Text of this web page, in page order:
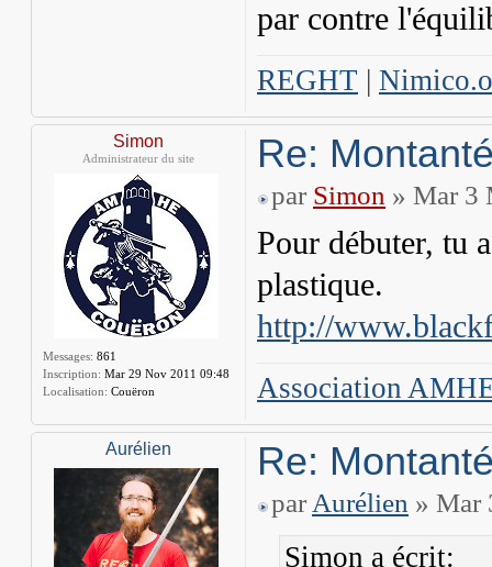
par contre
REGHT |
Simon
Administrateur du site
Messages: 861
Inscription: Mar 29 Nov 2011 09:48
Localisation: Couëron
Re:
par Simon » Mar 3
Pour débuter, tu
plastique.
http://
Association
Aurélien Re:
par Aurélien » Mar
Simon a écrit: